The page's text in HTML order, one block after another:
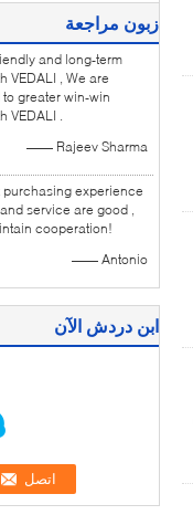
زبون مراجعة
and long-term
VEDALI , We are
greater win-win
VEDALI .
—— Rajeev Sharma
purchasing experience
service are good ,
cooperation!
—— Antonio
ابن دردش الآن